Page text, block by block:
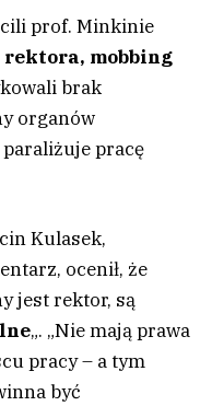
prof. Minkinie
mobbing
brak
organów
pracę
Kulasek,
ocenił, że
jest rektor, są
„. „Nie mają prawa
pracy – a tym
być